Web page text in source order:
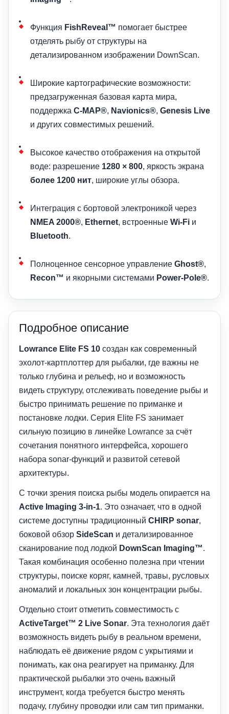
Функция FishReveal™ помогает быстрее
отделять рыбу от структуры на
детализированном изображении DownScan.
Широкие картографические возможности:
предзагруженная базовая карта мира,
поддержка C-MAP®, Navionics®, Genesis Live
и других совместимых решений.
Высокое качество отображения на открытой
воде: разрешение 1280 × 800, яркость экрана
более 1200 нит, широкие углы обзора.
Интеграция с бортовой электроникой через
NMEA 2000®, Ethernet, встроенные Wi-Fi и
Bluetooth.
Полноценное сенсорное управление Ghost®,
Recon™ и якорными системами Power-Pole®.
Подробное описание
Lowrance Elite FS 10 создан как современный
эхолот-картплоттер для рыбалки, где важны не
только глубина и рельеф, но и возможность
видеть структуру, отслеживать поведение рыбы и
быстро принимать решение по приманке и
постановке лодки. Серия Elite FS занимает
сильную позицию в линейке Lowrance за счёт
сочетания понятного интерфейса, хорошего
набора sonar-функций и развитой сетевой
архитектуры.
С точки зрения поиска рыбы модель опирается на
Active Imaging 3-in-1. Это означает, что в одной
системе доступны традиционный CHIRP sonar,
боковой обзор SideScan и детализированное
сканирование под лодкой DownScan Imaging™.
Такая комбинация особенно полезна при чтении
структуры, поиске коряг, камней, травы, русловых
аномалий и локальных зон концентрации рыбы.
Отдельно стоит отметить совместимость с
ActiveTarget™ 2 Live Sonar. Эта технология даёт
возможность видеть рыбу в реальном времени,
наблюдать её движение рядом с укрытиями и
понимать, как она реагирует на приманку. Для
практической рыбалки это очень важный
инструмент, когда требуется быстро менять
подачу, глубину проводки или сам тип приманки.